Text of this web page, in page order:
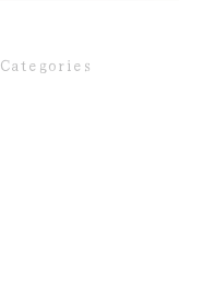
Categories